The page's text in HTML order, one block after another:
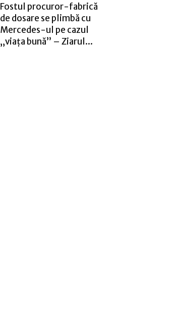
Fostul procuror-fabrică
de dosare se plimbă cu
Mercedes-ul pe cazul
„viața bună” – Ziarul...